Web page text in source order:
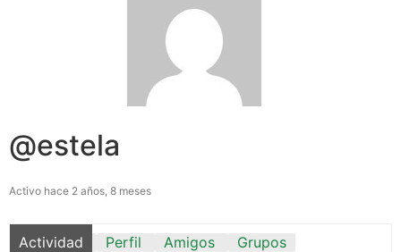
@estela
Activo hace 2 años, 8 meses
Actividad Perfil Amigos
Grupos